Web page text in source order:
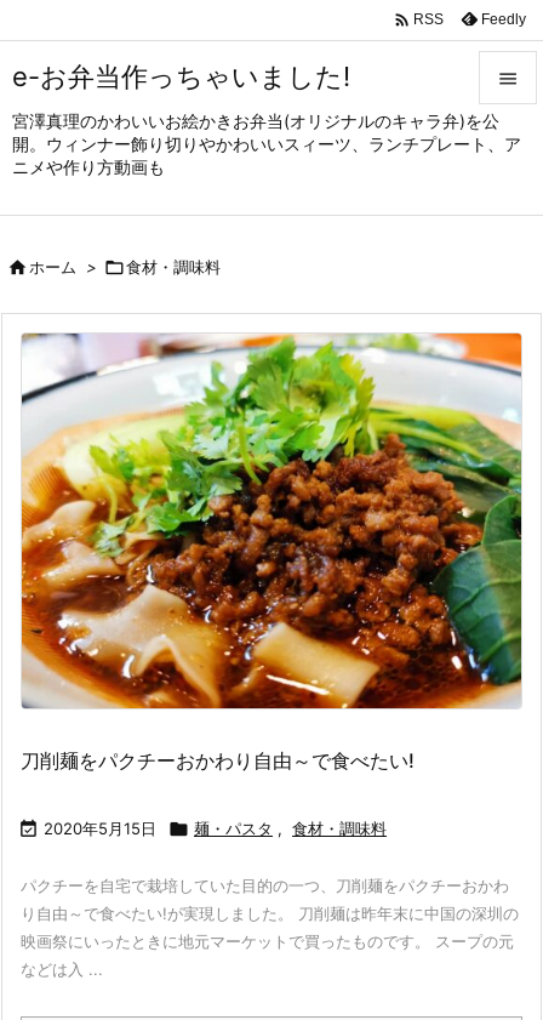
e-お弁当作っちゃいました!
宮澤真理のかわいいお絵かきお弁当(オリジナルのキャラ弁)を公
開。ウィンナー飾り切りやかわいいスィーツ、ランチプレート、ア
ニメや作り方動画も


メニュ
サイド

次へ

 RSS Feedly
ホーム > 食材・調味料
刀削麺をパクチーおかわり自由～で食べたい!
 2020年5月15日  麺・パスタ , 食材・調味料
パクチーを自宅で栽培していた目的の一つ、刀削麺をパクチーおかわ
り自由～で食べたい!が実現しました。 刀削麺は昨年末に中国の深圳の
映画祭にいったときに地元マーケットで買ったものです。 スープの元
などは入 ...